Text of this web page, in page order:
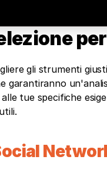
gli strumenti
garantiranno
tue specifiche